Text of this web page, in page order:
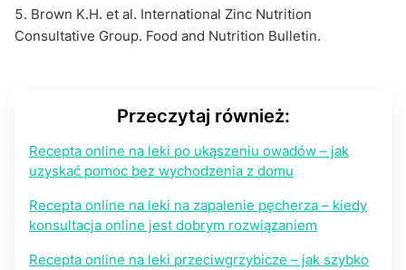
Brown K.H. et al. International Zinc Nutrition
Consultative Group. Food and Nutrition Bulletin.
Przeczytaj również:
Recepta online na leki po ukąszeniu owadów – jak
uzyskać pomoc bez wychodzenia z domu
Recepta online na leki na zapalenie pęcherza – kiedy
konsultacja online jest dobrym rozwiązaniem
Recepta online na leki przeciwgrzybicze – jak szybko